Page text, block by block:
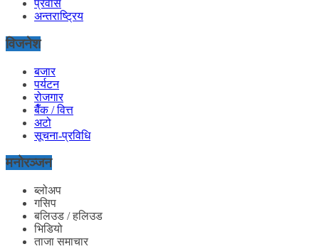
प्रवास
अन्तराष्ट्रिय
विजनेश
बजार
पर्यटन
रोजगार
बैँक / वित्त
अटो
सूचना-प्रविधि
मनोरञ्जन
ब्लोअप
गसिप
बलिउड / हलिउड
भिडियो
ताजा समाचार